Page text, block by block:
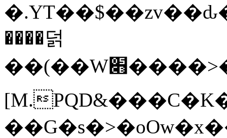
����덝
��(��W׋����>��O>�d�%Y�@�@ڻ<�z{rc&׻��z�����AeK�^�����������˩t��=x~
[M.
��G�s�>�oO